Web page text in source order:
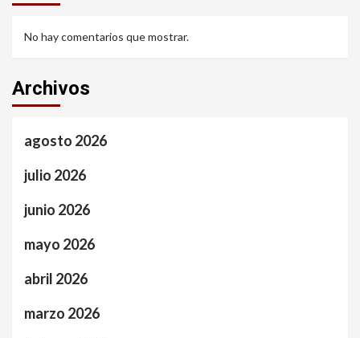
No hay comentarios que mostrar.
Archivos
agosto 2026
julio 2026
junio 2026
mayo 2026
abril 2026
marzo 2026